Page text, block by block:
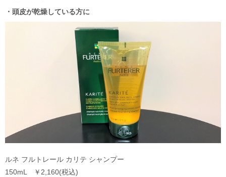
・頭皮が乾燥している方に
ルネ フルトレール カリテ シャンプー
150mL ￥2,160(税込)